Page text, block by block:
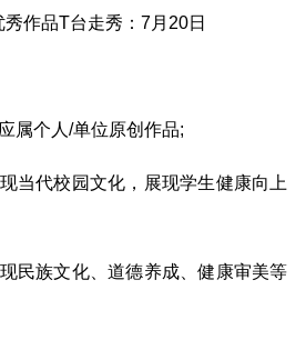
作品T台走秀：7月20日
属个人/单位原创作品;
当代校园文化，展现学生健康向上
民族文化、道德养成、健康审美等